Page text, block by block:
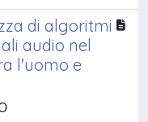
di algoritmi
audio nel
l'uomo e